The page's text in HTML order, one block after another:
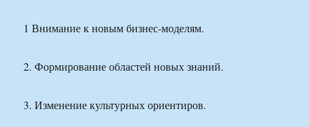
1 Внимание к новым бизнес-моделям.
2. Формирование областей новых знаний.
3. Изменение культурных ориентиров.